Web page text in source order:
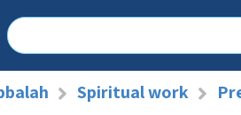
Spiritual work